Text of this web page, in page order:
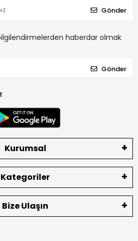
Gönder
haberdar olmak
Gönder
Kurumsal
Kategoriler
Bize Ulaşın